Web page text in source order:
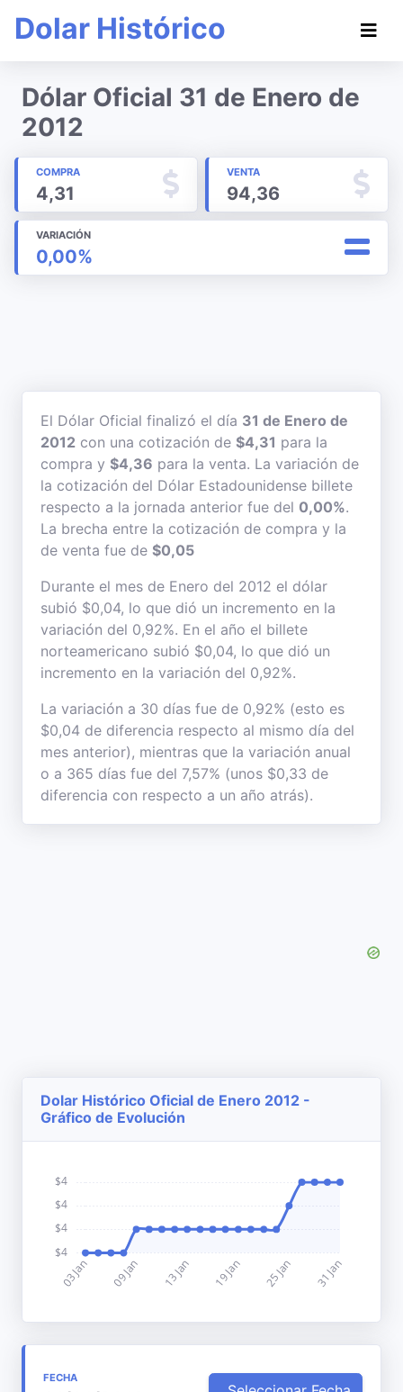
Dolar Histórico
Dólar Oficial 31 de Enero de
2012
COMPRA
4,31
VENTA
94,36
VARIACIÓN
0,00%
El Dólar Oficial finalizó el día 31 de Enero de
2012 con una cotización de $4,31 para la
compra y $4,36 para la venta. La variación de
la cotización del Dólar Estadounidense billete
respecto a la jornada anterior fue del 0,00%.
La brecha entre la cotización de compra y la
de venta fue de $0,05
Durante el mes de Enero del 2012 el dólar
subió $0,04, lo que dió un incremento en la
variación del 0,92%. En el año el billete
norteamericano subió $0,04, lo que dió un
incremento en la variación del 0,92%.
La variación a 30 días fue de 0,92% (esto es
$0,04 de diferencia respecto al mismo día del
mes anterior), mientras que la variación anual
o a 365 días fue del 7,57% (unos $0,33 de
diferencia con respecto a un año atrás).
Dolar Histórico Oficial de Enero 2012 -
Gráfico de Evolución
FECHA